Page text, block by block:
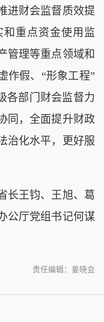
进财会监督质效提
重点资金使用监
管理等重点领域和
作假、“形象工程”
各部门财会监督力
同，全面提升财政
治化水平，更好服
王钧、王旭、葛
公厅党组书记何谋
责任编辑：姜晓会